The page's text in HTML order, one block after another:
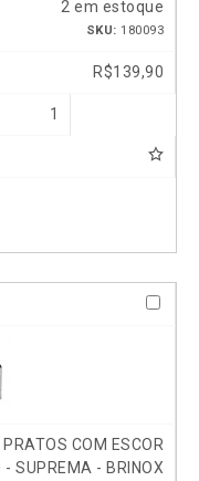
2 em estoque
SKU: 180093
R$139,90
1
COM ESCOR
- SUPREMA - BRINOX